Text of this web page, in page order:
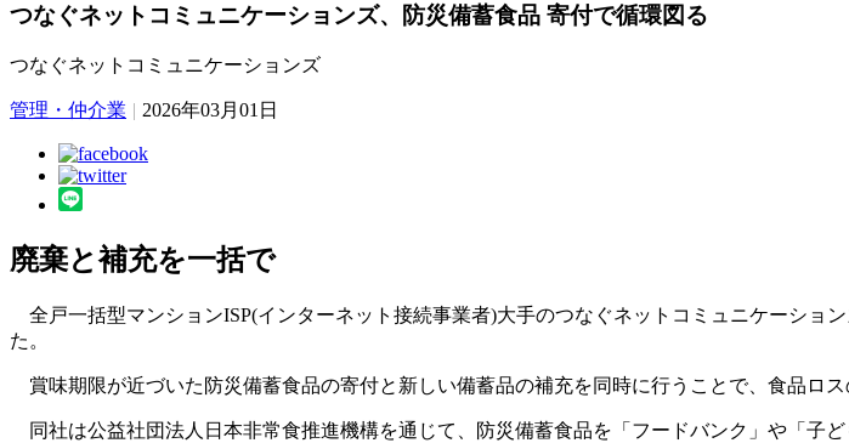
つなぐネットコミュニケーションズ、防災備蓄食品 寄付で循環図る
つなぐネットコミュニケーションズ
管理・仲介業 | 2026年03月01日
廃棄と補充を一括で
全戸一括型マンションISP(インターネット接続事業者)大手のつなぐネットコミュニケーショ
た。
賞味期限が近づいた防災備蓄食品の寄付と新しい備蓄品の補充を同時に行うことで、食品ロス
同社は公益社団法人日本非常食推進機構を通じて、防災備蓄食品を「フードバンク」や「子